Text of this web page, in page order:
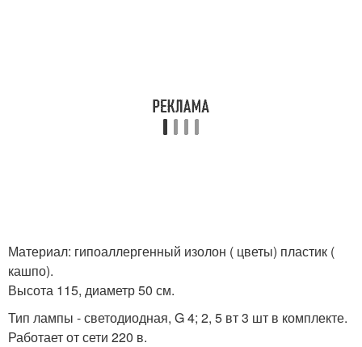
Материал: гипоаллергенный изолон ( цветы) пластик (
кашпо).
Высота 115, диаметр 50 см.
Тип лампы - светодиодная, G 4; 2, 5 вт 3 шт в комплекте.
Работает от сети 220 в.